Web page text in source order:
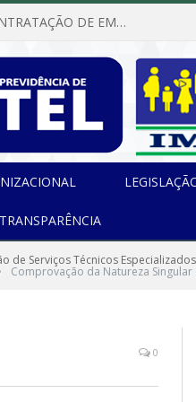
Dispensa de Licitação Nº 7/2026-300404-I (CONTRATAÇÃO DE EMPRESA PARA MANUTENÇÃO E REPARAÇÃO DE APARELHOS DE AR CONDICIONADO, EM ATENDIMENTO ÀS NECESSIDADES DO INSTITUTO DE PREVIDÊNCIA MUNICIPAL DE PORTEL/PA)
de Serviços Técnicos
Comprovação da Natureza
0